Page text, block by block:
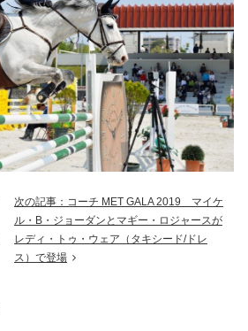
次の記事：コーチ MET GALA 2019 マイケ
ル・B・ジョーダンとマギー・ロジャースが
レディ・トゥ・ウェア（タキシード/ドレ
ス）で登場